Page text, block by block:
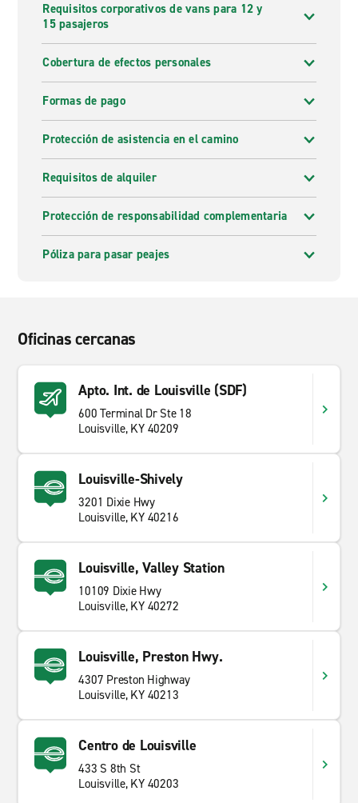
Requisitos corporativos de vans para 12 y
15 pasajeros
Cobertura de efectos personales
Formas de pago
Protección de asistencia en el camino
Requisitos de alquiler
Protección de responsabilidad complementaria
Póliza para pasar peajes
Oficinas cercanas
Apto. Int. de Louisville (SDF)
600 Terminal Dr Ste 18
Louisville, KY 40209
Louisville-Shively
3201 Dixie Hwy
Louisville, KY 40216
Louisville, Valley Station
10109 Dixie Hwy
Louisville, KY 40272
Louisville, Preston Hwy.
4307 Preston Highway
Louisville, KY 40213
Centro de Louisville
433 S 8th St
Louisville, KY 40203